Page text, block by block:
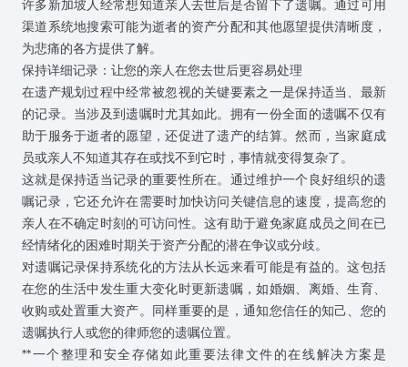
许多新加坡人经常想知道亲人去世后是否留下了遗嘱。通过可用
渠道系统地搜索可能为逝者的资产分配和其他愿望提供清晰度，
为悲痛的各方提供了解。
保持详细记录：让您的亲人在您去世后更容易处理
在遗产规划过程中经常被忽视的关键要素之一是保持适当、最新
的记录。当涉及到遗嘱时尤其如此。拥有一份全面的遗嘱不仅有
助于服务于逝者的愿望，还促进了遗产的结算。然而，当家庭成
员或亲人不知道其存在或找不到它时，事情就变得复杂了。
这就是保持适当记录的重要性所在。通过维护一个良好组织的遗
嘱记录，它还允许在需要时加快访问关键信息的速度，提高您的
亲人在不确定时刻的可访问性。这有助于避免家庭成员之间在已
经情绪化的困难时期关于资产分配的潜在争议或分歧。
对遗嘱记录保持系统化的方法从长远来看可能是有益的。这包括
在您的生活中发生重大变化时更新遗嘱，如婚姻、离婚、生育、
收购或处置重大资产。同样重要的是，通知您信任的知己、您的
遗嘱执行人或您的律师您的遗嘱位置。
**一个整理和安全存储如此重要法律文件的在线解决方案是